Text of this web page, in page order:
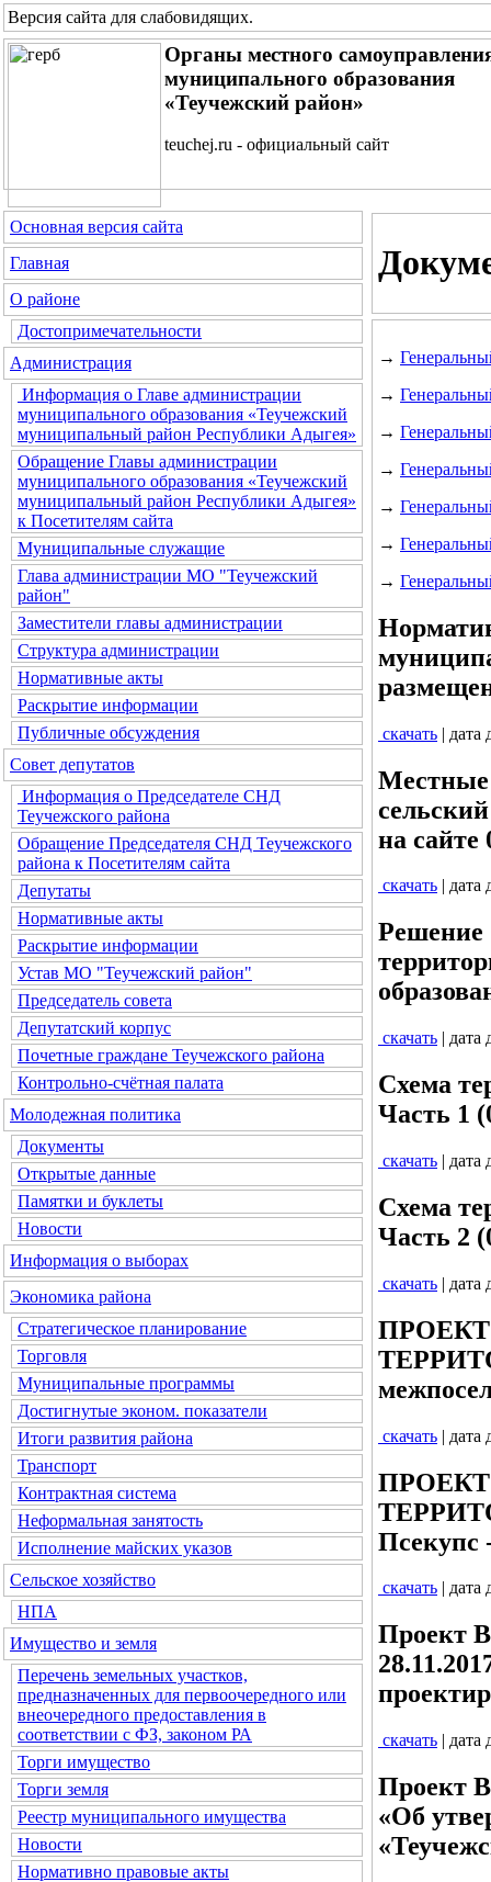
Версия сайта для слабовидящих.
Органы местного
муниципального образования
«Теучежский район»
teuchej.ru - официальный сайт
Основная версия сайта
Главная
О районе
Достопримечательности
Администрация
Информация о Главе администрации
муниципального образования «Теучежский
муниципальный район Республики Адыгея»
Обращение Главы администрации
муниципального образования «Теучежский
муниципальный район Республики Адыгея»
к Посетителям сайта
Муниципальные служащие
Глава администрации МО "Теучежский
район"
Заместители главы администрации
Структура администрации
Нормативные акты
Раскрытие информации
Публичные обсуждения
Совет депутатов
Информация о Председателе СНД
Теучежского района
Обращение Председателя СНД Теучежского
района к Посетителям сайта
Депутаты
Нормативные акты
Раскрытие информации
Устав МО "Теучежский район"
Председатель совета
Депутатский корпус
Почетные граждане Теучежского района
Контрольно-счётная палата
Молодежная политика
Документы
Открытые данные
Памятки и буклеты
Новости
Информация о выборах
Экономика района
Стратегическое планирование
Торговля
Муниципальные программы
Достигнутые эконом. показатели
Итоги развития района
Транспорт
Контрактная система
Неформальная занятость
Исполнение майских указов
Сельское хозяйство
НПА
Имущество и земля
Перечень земельных участков,
предназначенных для первоочередного или
внеочередного предоставления в
соответствии с ФЗ, законом РА
Торги имущество
Торги земля
Реестр муниципального имущества
Новости
Нормативно правовые акты
→
→
→
→
→
→
→
скачать | дата
Местные
на сайте
скачать | дата
Решение
скачать | дата
Схема
Часть 1
скачать | дата
Схема
Часть 2
скачать | дата
скачать | дата
Псекупс
скачать |
Проект
скачать | дата
Проект
«Об